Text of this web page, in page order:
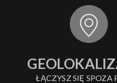
ŁĄCZYSZ SIĘ SPOZA